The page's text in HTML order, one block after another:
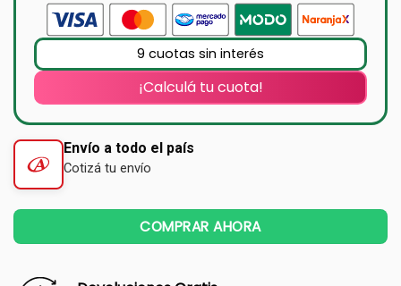
9 cuotas sin interés
¡Calculá tu cuota!
Envío a todo el país
Cotizá tu envío
COMPRAR AHORA